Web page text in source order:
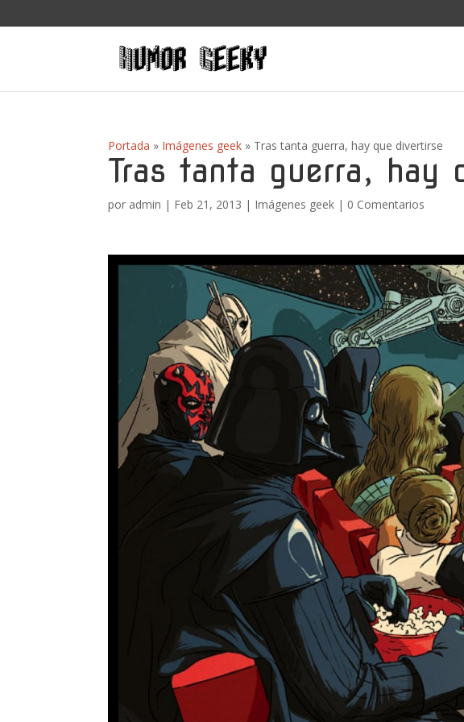
Portada » Imágenes geek » Tras tanta guerra, hay que divertirse
Tras tanta guerra, hay
por admin | Feb 21, 2013 | Imágenes geek | 0 Comentarios